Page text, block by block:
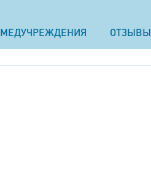
МЕДУЧРЕЖДЕНИЯ ОТЗЫВЫ